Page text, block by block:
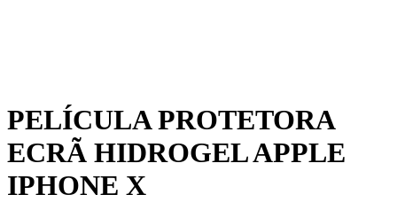
PELÍCULA PROTETORA
ECRÃ HIDROGEL APPLE
IPHONE X